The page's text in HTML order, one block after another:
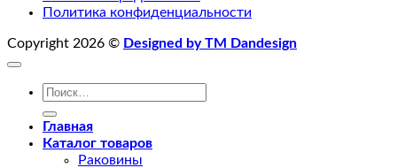
Политика конфиденциальности
Copyright 2026 © Designed by TM Dandesign
Искать:
Главная
Каталог товаров
Раковины